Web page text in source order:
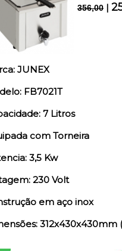
356,00 |
JUNEX
FB7021T
7 Litros
com Torneira
3,5 Kw
230 Volt
em aço inox
312x430x430mm